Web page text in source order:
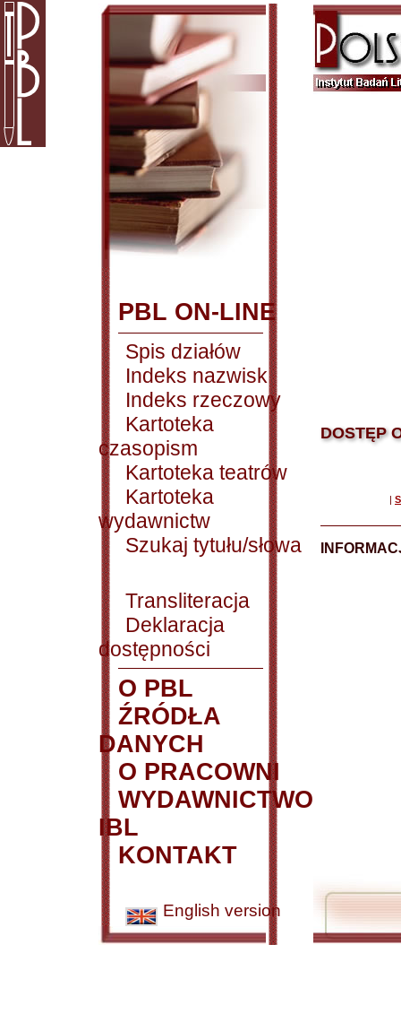
PBL ON-LINE
Spis działów
Indeks nazwisk
Indeks rzeczowy
Kartoteka
czasopism
Kartoteka teatrów
Kartoteka
wydawnictw
Szukaj tytułu/słowa
Transliteracja
Deklaracja
dostępności
O PBL
ŹRÓDŁA
DANYCH
O PRACOWNI
WYDAWNICTWO
IBL
KONTAKT
English version
DOSTĘP
|